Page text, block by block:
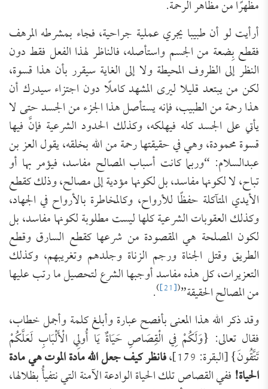
مظهرًا من مظاهر الرحمة.
أرأيت لو أن طبيبا يجري عملية جراحية، فجاء بمشرطه المرهف
فقطع بِضعة من الجسم واستأصله، فالناظر لهذا الفعل فقط دون
النظر إلى الظروف المحيطة ولا إلى الغاية سيقرر بأن هذا قسوة،
لكن من يبتعد قليلا ليرى المشهد كاملًا دون اجتزاء سيدرك أن
هذا رحمة من الطبيب، فإنه يستأصل هذا الجزء من الجسد حتى لا
يأتي على الجسد كله فيهلكه، وكذلك الحدود الشرعية فإنَّ فيها
قسوة محمودة، وهي في حقيقتها رحمة من الله بخلقه، يقول العز بن
عبدالسلام: “وربما كانت أسباب المصالح مفاسد، فيؤمر بها أو
تباح، لا لكونها مفاسد، بل لكونها مؤدية إلى مصالح، وذلك كقطع
الأيدي المتآكلة حفظًا للأرواح، وكالمخاطرة بالأرواح في الجهاد،
وكذلك العقوبات الشرعية كلها ليست مطلوبة لكونها مفاسد، بل
لكون المصلحة هي المقصودة من شرعها كقطع السارق وقطع
الطريق وقتل الجناة ورجم الزناة وجلدهم وتغريبهم، وكذلك
التعزيرات، كل هذه مفاسد أوجبها الشرع لتحصيل ما رتب عليها
من المصالح الحقيقة”(
[21]
)
.
وقد ذكر الله هذا المعنى بأفصح عبارة وأبلغ كلمة وأجمل خطاب،
فقال تعالى: {وَلَكُمْ فِي الْقِصَاصِ حَيَاةٌ يَا أُولِي الْأَلْبَابِ لَعَلَّكُمْ
تَتَّقُونَ} [البقرة: 179]، فانظر كيف جعل الله مادة الموت هي مادة
الحياة!ففي القصاص تلك الحياة الوادعة الآمنة التي نتفيأُ بظلالها،